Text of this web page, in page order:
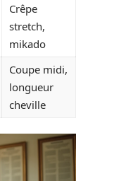
Crêpe
stretch,
mikado
Coupe midi,
longueur
cheville